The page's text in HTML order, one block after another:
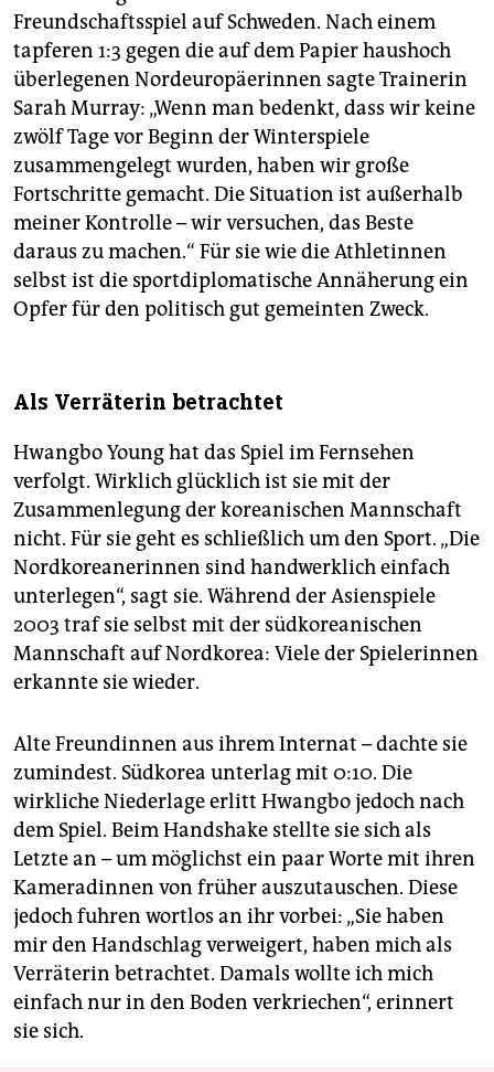
Freundschaftsspiel auf Schweden. Nach einem
tapferen 1:3 gegen die auf dem Papier haushoch
überlegenen Nordeuropäerinnen sagte Trainerin
Sarah Murray: „Wenn man bedenkt, dass wir keine
zwölf Tage vor Beginn der Winterspiele
zusammengelegt wurden, haben wir große
Fortschritte gemacht. Die Situation ist außerhalb
meiner Kontrolle – wir versuchen, das Beste
daraus zu machen.“ Für sie wie die Athletinnen
selbst ist die sportdiplomatische Annäherung ein
Opfer für den politisch gut gemeinten Zweck.
Als Verräterin betrachtet
Hwangbo Young hat das Spiel im Fernsehen
verfolgt. Wirklich glücklich ist sie mit der
Zusammenlegung der koreanischen Mannschaft
nicht. Für sie geht es schließlich um den Sport. „Die
Nordkoreanerinnen sind handwerklich einfach
unterlegen“, sagt sie. Während der Asienspiele
2003 traf sie selbst mit der südkoreanischen
Mannschaft auf Nordkorea: Viele der Spielerinnen
erkannte sie wieder.
Alte Freundinnen aus ihrem Internat – dachte sie
zumindest. Südkorea unterlag mit 0:10. Die
wirkliche Niederlage erlitt Hwangbo jedoch nach
dem Spiel. Beim Handshake stellte sie sich als
Letzte an – um möglichst ein paar Worte mit ihren
Kameradinnen von früher auszutauschen. Diese
jedoch fuhren wortlos an ihr vorbei: „Sie haben
mir den Handschlag verweigert, haben mich als
Verräterin betrachtet. Damals wollte ich mich
einfach nur in den Boden verkriechen“, erinnert
sie sich.